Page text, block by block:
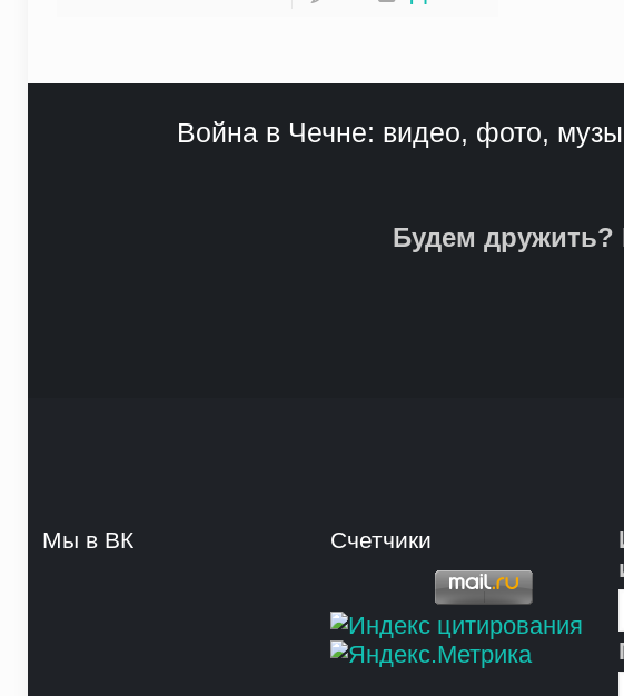
Война в Чечне: видео, фото,
Будем дружить?
Мы в ВК Счетчики